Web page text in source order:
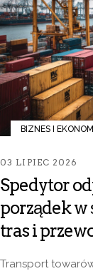
Spedytor
porządek
tras i
03 LIPIEC 2026
BIZNES I
Transport